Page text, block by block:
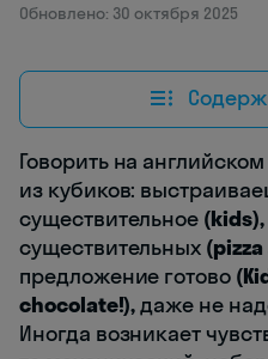
Обновлено: 30 октября 2025
Говорить на
из кубиков:
существительное (kids),
существительных
предложение готово
chocolate!),даже не
Иногда возникает